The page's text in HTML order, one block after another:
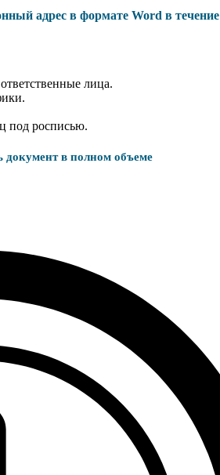
адрес в формате Word в течение
лица.
под росписью.
документ в полном объеме